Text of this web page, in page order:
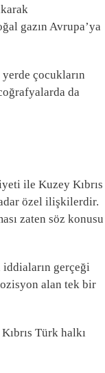
gazın Avrupa’ya
yerde çocukların
da
ile Kuzey Kıbrıs
özel ilişkilerdir.
zaten söz konusu
gerçeği
alan tek bir
Türk halkı